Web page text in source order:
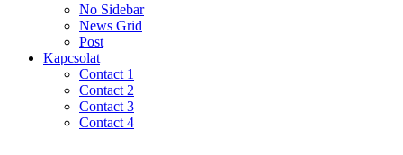
No Sidebar
News Grid
Post
Kapcsolat
Contact 1
Contact 2
Contact 3
Contact 4